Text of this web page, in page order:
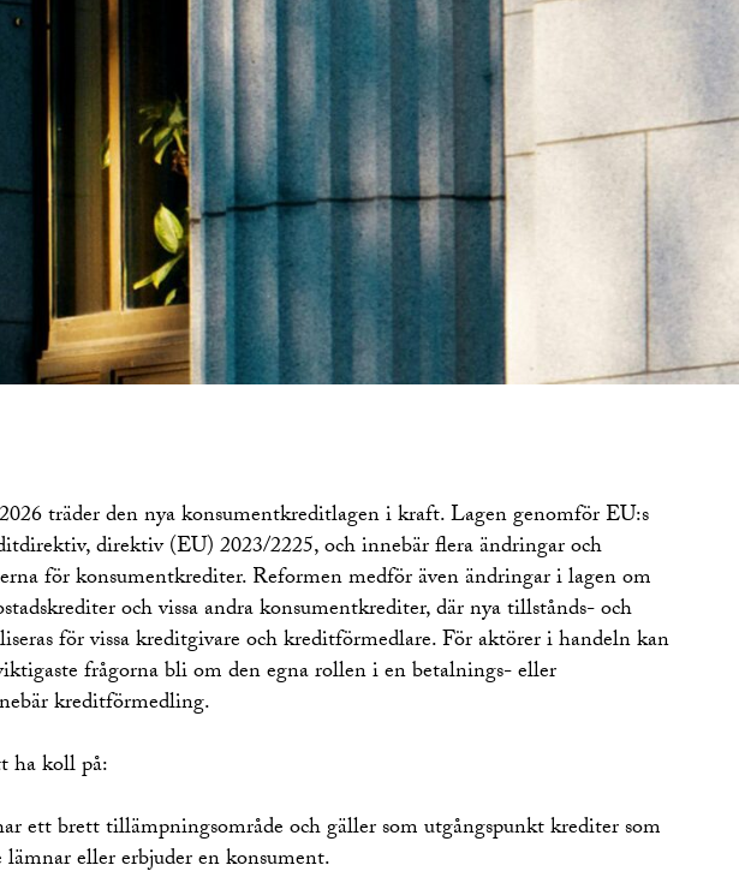
träder den nya konsumentkreditlagen i kraft. Lagen genomför EU:s
direktiv (EU) 2023/2225, och innebär flera ändringar och
för konsumentkrediter. Reformen medför även ändringar i lagen om
och vissa andra konsumentkrediter, där nya tillstånds- och
för vissa kreditgivare och kreditförmedlare. För aktörer i handeln kan
frågorna bli om den egna rollen i en betalnings- eller
kreditförmedling.
ha koll på:
ett brett tillämpningsområde och gäller som utgångspunkt krediter som
eller erbjuder en konsument.